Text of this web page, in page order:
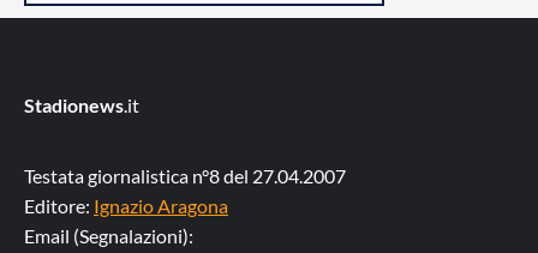
Stadionews.it
Testata giornalistica n°8 del 27.04.2007
Editore: Ignazio Aragona
Email (Segnalazioni):